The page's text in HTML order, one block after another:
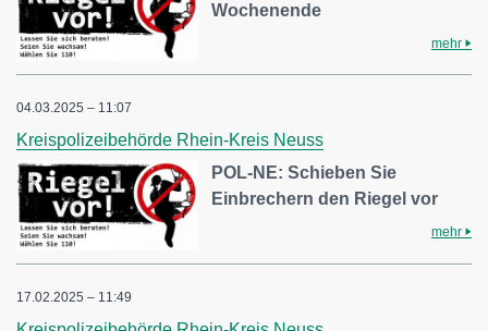
Wochenende
mehr
04.03.2025 – 11:07
Kreispolizeibehörde Rhein-Kreis Neuss
POL-NE: Schieben Sie
Einbrechern den Riegel vor
mehr
17.02.2025 – 11:49